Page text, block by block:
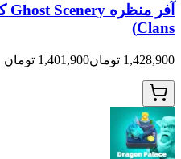
Clans)
1,428,900 تومان 1,401,900 تومان